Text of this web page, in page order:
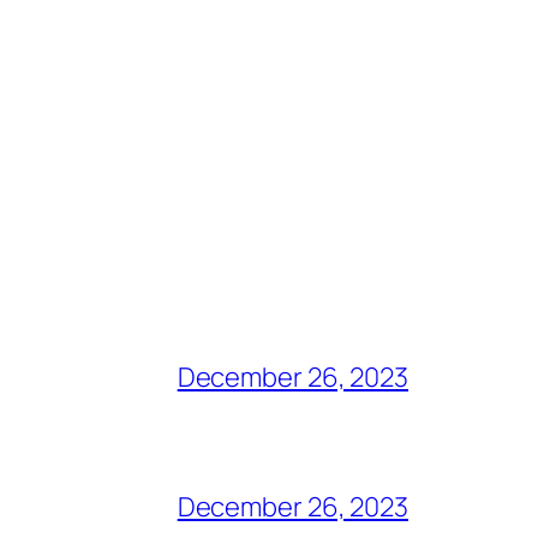
December 26, 2023
December 26, 2023